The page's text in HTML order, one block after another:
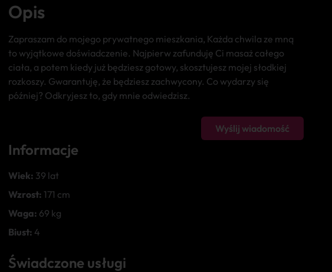
Opis
Zapraszam do mojego prywatnego mieszkania, Każda chwila ze mną
to wyjątkowe doświadczenie. Najpierw zafunduję Ci masaż całego
ciała, a potem kiedy już będziesz gotowy, skosztujesz mojej słodkiej
rozkoszy. Gwarantuję, że będziesz zachwycony. Co wydarzy się
później? Odkryjesz to, gdy mnie odwiedzisz.
Wyślij wiadomość
Informacje
Wiek: 39 lat
Wzrost: 171 cm
Waga: 69 kg
Biust: 4
Świadczone usługi